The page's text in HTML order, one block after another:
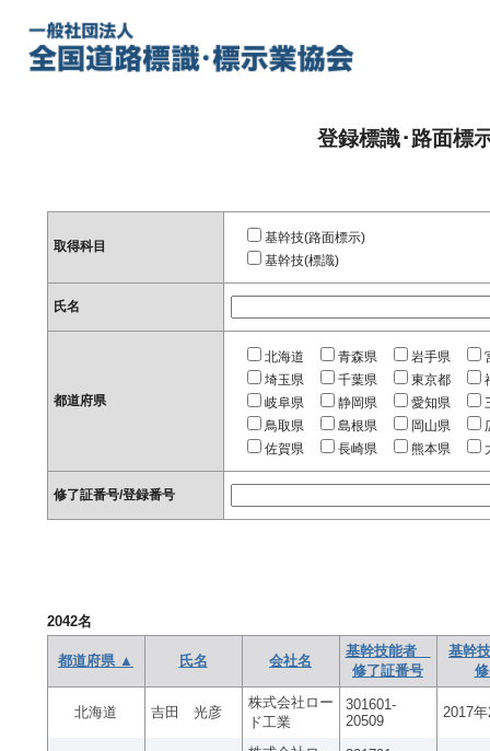
登録標識･路面標
取得科目
基幹技(路面標示)
基幹技(標識)
氏名
都道府県
北海道 青森県 岩手県
埼玉県
千葉県 東京都
岐阜県
静岡県 愛知県
鳥取県
島根県 岡山県
佐賀県
長崎県 熊本県
修了証番号/登録番号
2042名
都道府県 ▲ 氏名 会社名
基幹技能者
修了証番号
基幹
北海道 吉田 光彦
株式会社ロー
ド工業
301601-
20509
2017